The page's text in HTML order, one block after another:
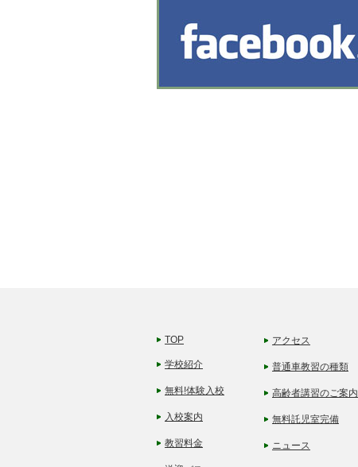
TOP
学校紹介
無料!体験入校
入校案内
教習料金
アクセス
普通車教習の種類
高齢者講習のご案内
無料託児室完備
ニュース